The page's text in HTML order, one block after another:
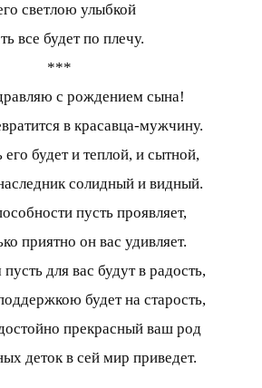
светлою улыбкой
все будет по плечу.
***
с рождением сына!
в красавца-мужчину.
будет и теплой, и сытной,
солидный и видный.
пусть проявляет,
приятно он вас удивляет.
для вас будут в радость,
будет на старость,
прекрасный ваш род
деток в сей мир приведет.